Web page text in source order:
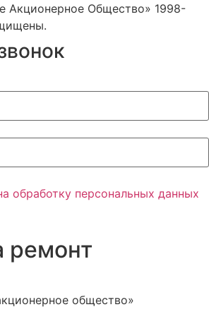
Акционерное Общество» 1998-
обработку персональных данных
ремонт
общество»